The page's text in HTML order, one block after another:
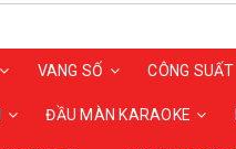
VANG SỐ CÔNG SUẤT
ĐẦU MÀN KARAOKE